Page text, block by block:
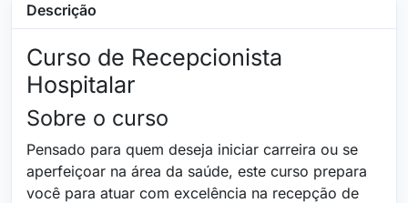
Descrição
Curso de Recepcionista
Hospitalar
Sobre o curso
Pensado para quem deseja iniciar carreira ou se
aperfeiçoar na área da saúde, este curso prepara
você para atuar com excelência na recepção de